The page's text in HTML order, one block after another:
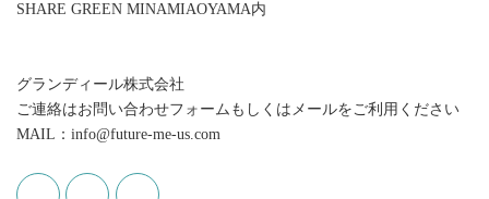
SHARE GREEN MINAMIAOYAMA内
グランディール株式会社
ご連絡はお問い合わせフォームもしくはメールをご利用ください
MAIL：info@future-me-us.com